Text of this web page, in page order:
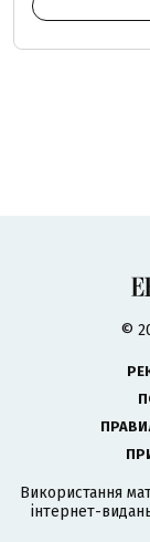
©
Використання
інтернет-